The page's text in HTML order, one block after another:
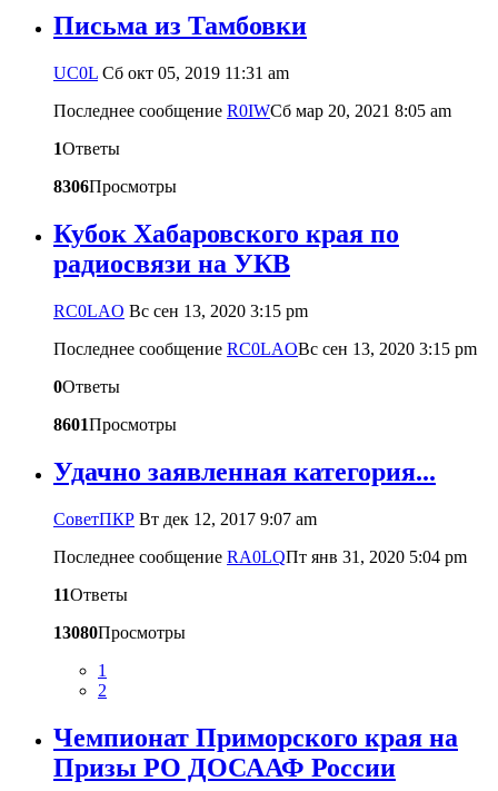
Письма из Тамбовки
UC0L Сб окт 05, 2019 11:31 am
Последнее сообщение R0IWСб мар 20, 2021 8:05 am
1Ответы
8306Просмотры
Кубок Хабаровского края по
радиосвязи на УКВ
RC0LAO Вс сен 13, 2020 3:15 pm
Последнее сообщение RC0LAOВс сен 13, 2020 3:15 pm
0Ответы
8601Просмотры
Удачно заявленная категория...
CоветПКР Вт дек 12, 2017 9:07 am
Последнее сообщение RA0LQПт янв 31, 2020 5:04 pm
11Ответы
13080Просмотры
1
2
Чемпионат Приморского края на
Призы РО ДОСААФ России